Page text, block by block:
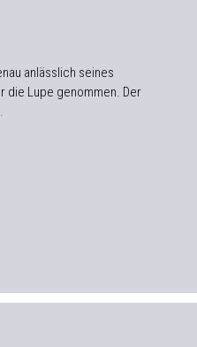
anlässlich seines
die Lupe genommen. Der